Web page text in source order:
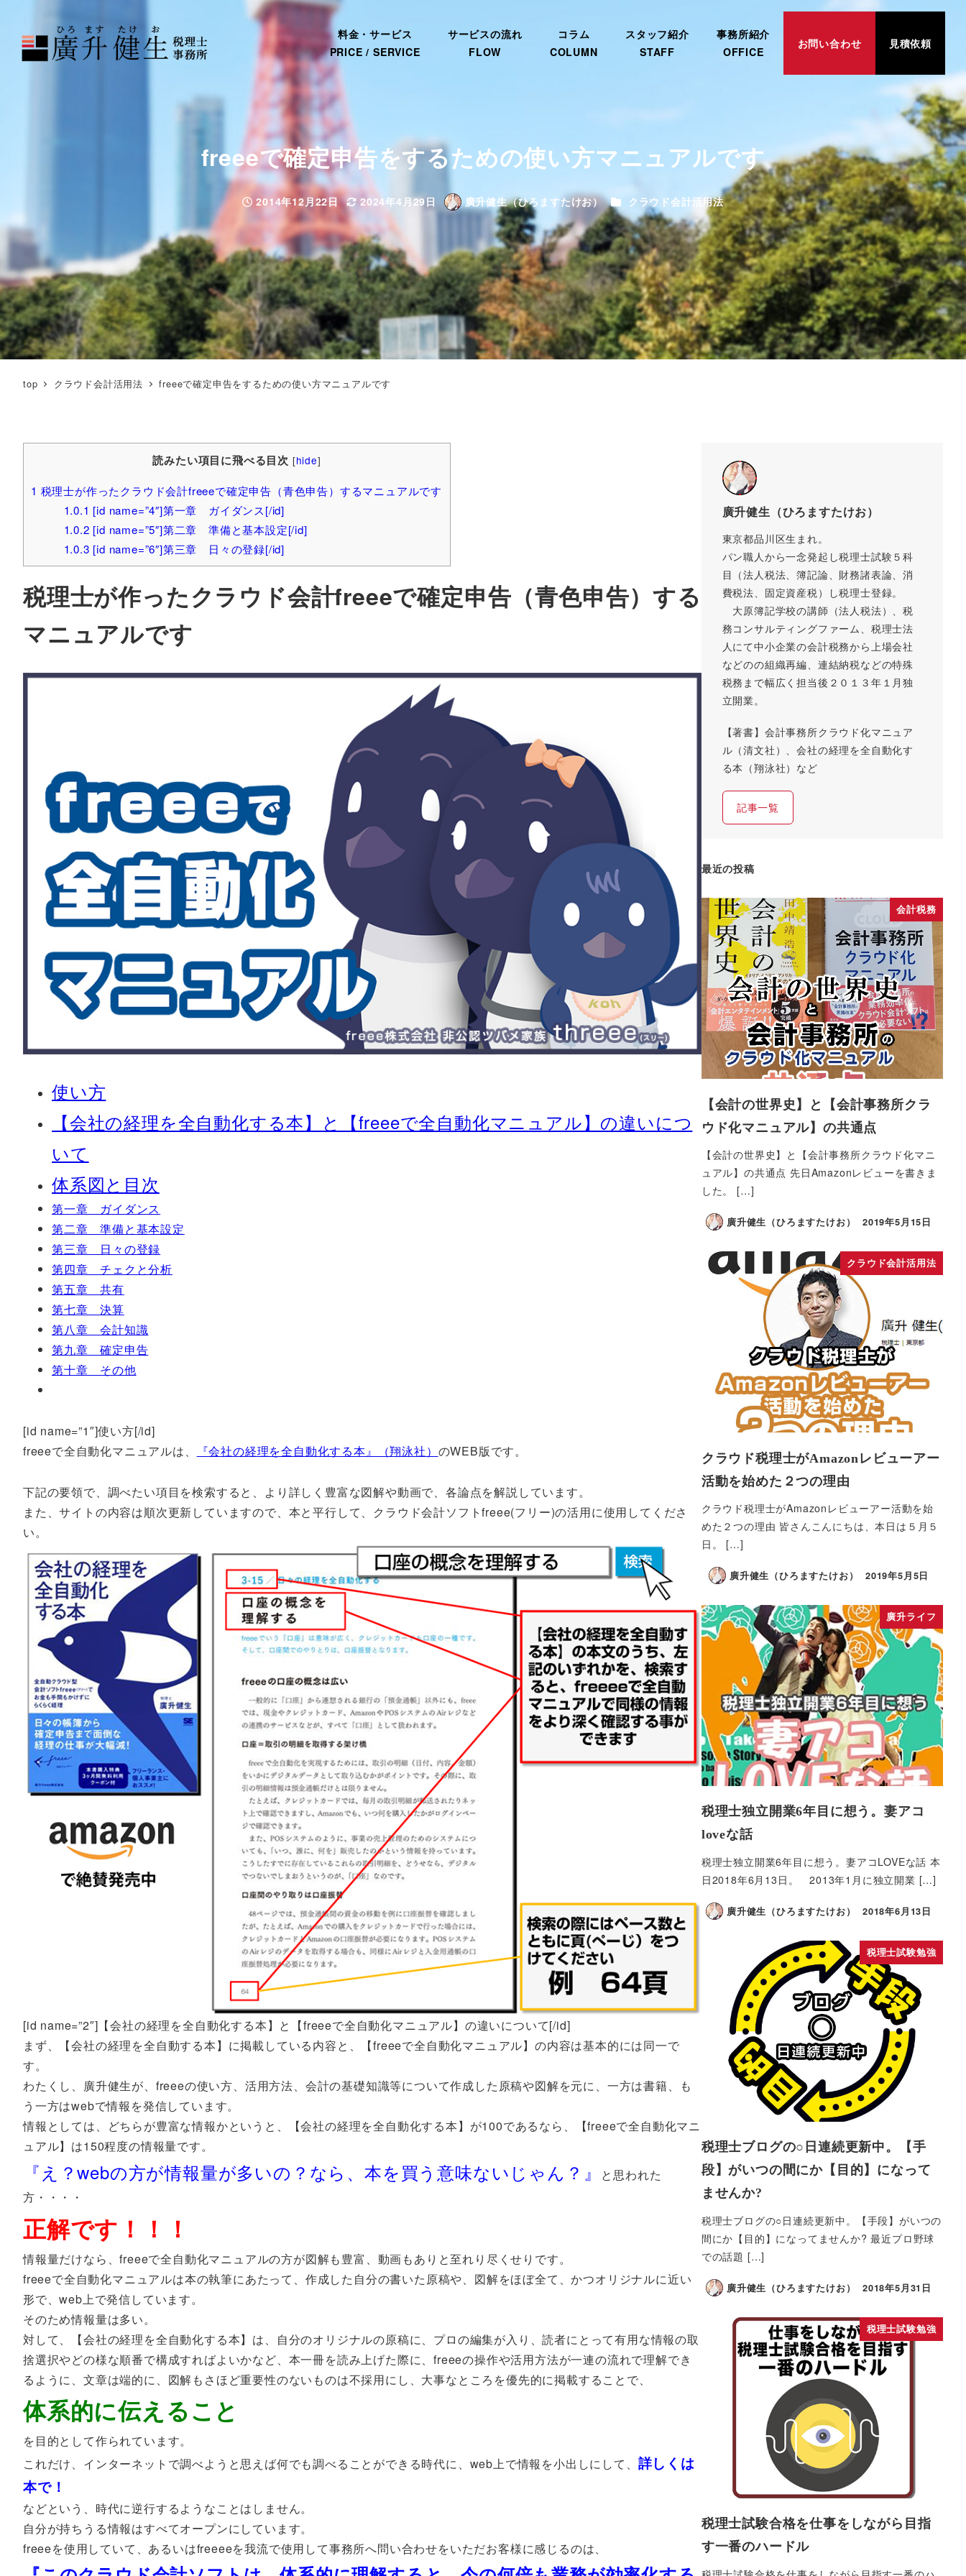
料金・サービス
PRICE / SERVICE
サービスの流れ
FLOW
コラム
COLUMN
スタッフ紹介
STAFF
事務所紹介
OFFICE
お問い合わせ 見積依頼
freeeで確定申告をするための使い方マニュアルです
投稿日
2014年12月22日
更新日
2024年4月29日
著
廣升健生（ひろますたけお） カテゴリー
クラウド会計活用法
top クラウド会計活用法 freeeで確定申告をするための使い方マニュアルです
読みたい項目に飛べる目次 [hide]
1 税理士が作ったクラウド会計freeeで確定申告（青色申告）するマニュアルです
1.0.1 [id name=”4″]第一章 ガイダンス[/id]
1.0.2 [id name=”5″]第二章 準備と基本設定[/id]
1.0.3 [id name=”6″]第三章 日々の登録[/id]
税理士が作ったクラウド会計freeeで確定申告（青色申告）する
マニュアルです
使い方
【会社の経理を全自動化する本】と【freeeで全自動化マニュアル】の違いにつ
いて
体系図と目次
第一章 ガイダンス
第二章 準備と基本設定
第三章 日々の登録
第四章 チェクと分析
第五章 共有
第七章 決算
第八章 会計知識
第九章 確定申告
第十章 その他
[id name=”1″]使い方[/id]
freeeで全自動化マニュアルは、
『会社の経理を全自動化する本』（翔泳社） のWEB版です。
下記の要領で、調べたい項目を検索すると、より詳しく豊富な図解や動画で、各論点を解説しています。
また、サイトの内容は順次更新していますので、本と平行して、クラウド会計ソフトfreee(フリー)の活用に使用してくださ
い。
[id name=”2″]【会社の経理を全自動化する本】と【freeeで全自動化マニュアル】の違いについて[/id]
まず、【会社の経理を全自動する本】に掲載している内容と、【freeeで全自動化マニュアル】の内容は基本的には同一で
す。
わたくし、廣升健生が、freeeの使い方、活用方法、会計の基礎知識等について作成した原稿や図解を元に、一方は書籍、も
う一方はwebで情報を発信しています。
情報としては、どちらが豊富な情報かというと、【会社の経理を全自動化する本】が100であるなら、【freeeで全自動化マニ
ュアル】は150程度の情報量です。
『え？webの方が情報量が多いの？なら、本を買う意味ないじゃん？』
と思われた
方・・・・
正解です！！！
情報量だけなら、freeeで全自動化マニュアルの方が図解も豊富、動画もありと至れり尽くせりです。
freeeで全自動化マニュアルは本の執筆にあたって、作成した自分の書いた原稿や、図解をほぼ全て、かつオリジナルに近い
形で、web上で発信しています。
そのため情報量は多い。
対して、【会社の経理を全自動化する本】は、自分のオリジナルの原稿に、プロの編集が入り、読者にとって有用な情報の取
捨選択やどの様な順番で構成すればよいかなど、本一冊を読み上げた際に、freeeの操作や活用方法が一連の流れで理解でき
るように、文章は端的に、図解もさほど重要性のないものは不採用にし、大事なところを優先的に掲載することで、
体系的に伝えること
を目的として作られています。
これだけ、インターネットで調べようと思えば何でも調べることができる時代に、web上で情報を小出しにして、 詳しくは
本で！
などという、時代に逆行するようなことはしません。
自分が持ちうる情報はすべてオープンにしています。
freeeを使用していて、あるいはfreeeeを我流で使用して事務所へ問い合わせをいただお客様に感じるのは、
廣升健生（ひろますたけお）
東京都品川区生まれ。
パン職人から一念発起し税理士試験５科
目（法人税法、簿記論、財務諸表論、消
費税法、固定資産税）し税理士登録。
大原簿記学校の講師（法人税法）、税
務コンサルティングファーム、税理士法
人にて中小企業の会計税務から上場会社
などのの組織再編、連結納税などの特殊
税務まで幅広く担当後２０１３年１月独
立開業。
【著書】会計事務所クラウド化マニュア
ル（清文社）、会社の経理を全自動化す
る本（翔泳社）など
記事一覧
最近の投稿
会計税務
【会計の世界史】と【会計事務所クラ
ウド化マニュアル】の共通点
【会計の世界史】と【会計事務所クラウド化マニ
ュアル】の共通点 先日Amazonレビューを書きま
した。 […]
廣升健生（ひろますたけお） 2019年5月15日
クラウド会計活用法
クラウド税理士がAmazonレビューアー
活動を始めた２つの理由
クラウド税理士がAmazonレビューアー活動を始
めた２つの理由 皆さんこんにちは、本日は５月５
日。 […]
廣升健生（ひろますたけお） 2019年5月5日
廣升ライフ
税理士独立開業6年目に想う。妻アコ
loveな話
税理士独立開業6年目に想う。妻アコLOVEな話 本
日2018年6月13日。 2013年1月に独立開業 […]
廣升健生（ひろますたけお） 2018年6月13日
税理士試験勉強
税理士ブログの○日連続更新中。【手
段】がいつの間にか【目的】になって
ませんか?
税理士ブログの○日連続更新中。【手段】がいつの
間にか【目的】になってませんか? 最近プロ野球
での話題 […]
廣升健生（ひろますたけお） 2018年5月31日
税理士試験勉強
税理士試験合格を仕事をしながら目指
す一番のハードル